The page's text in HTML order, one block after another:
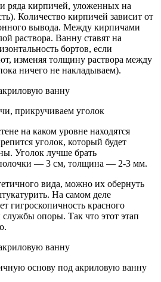
ряда кирпичей, уложенных на
Количество кирпичей зависит от
вывода. Между кирпичами
раствора. Ванну ставят на
бортов, если
изменяя толщину раствора между
ничего не накладываем).
прикручиваем уголок
на каком уровне находятся
уголок, который будет
Уголок лучше брать
— 3 см, толщина — 2-3 мм.
вида, можно их обернуть
На самом деле
гигроскопичность красного
службы опоры. Так что этот этап
основу под акриловую ванну